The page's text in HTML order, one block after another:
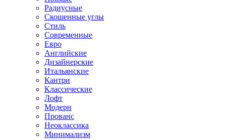
Радиусные
Скошенные углы
Стиль
Современные
Евро
Английские
Дизайнерские
Итальянские
Кантри
Классические
Лофт
Модерн
Прованс
Неоклассика
Минимализм